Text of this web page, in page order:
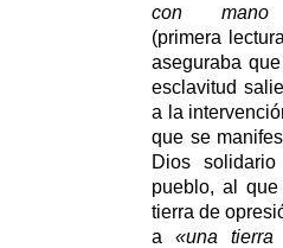
con mano
(primera
aseguraba
esclavitud
a la
que se
Dios
pueblo, al
tierra de
a «una tierra